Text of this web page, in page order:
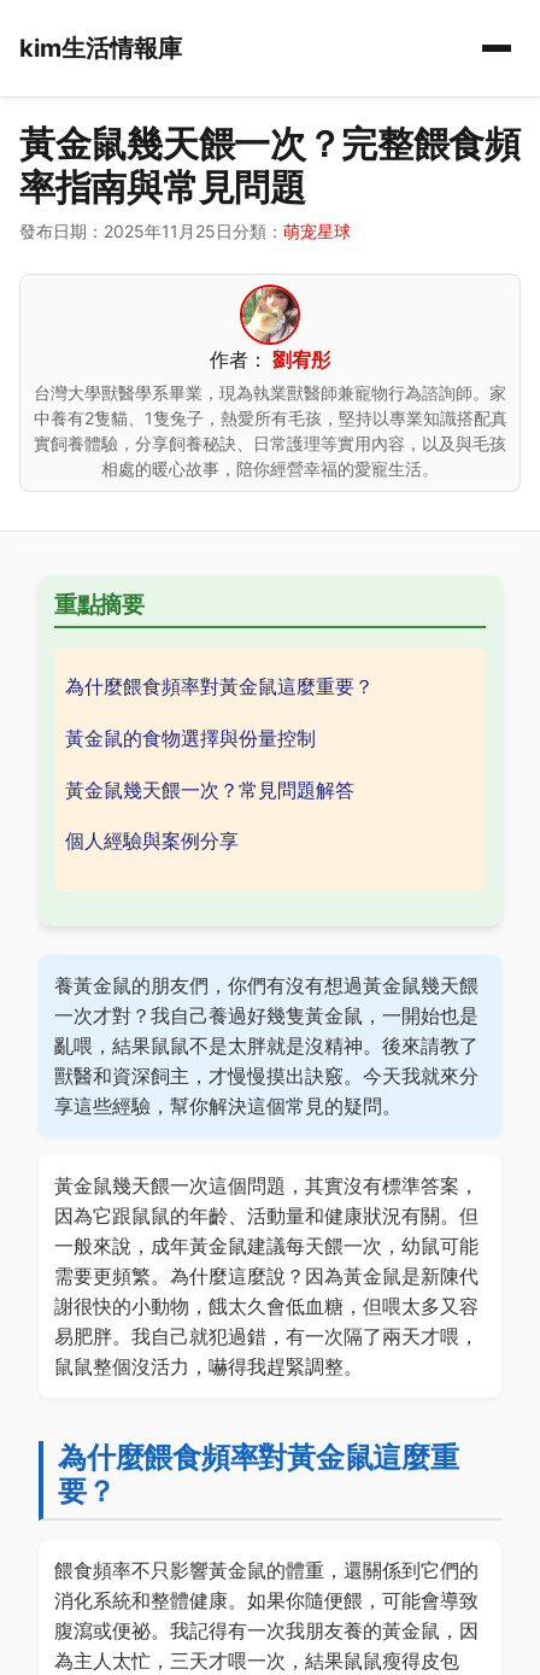
kim生活情報庫
黃金鼠幾天餵一次？完整餵食頻
率指南與常見問題
發布日期：2025年11月25日分類： 萌宠星球
作者： 劉宥彤
台灣大學獸醫學系畢業，現為執業獸醫師兼寵物行為諮詢師。家
中養有2隻貓、1隻兔子，熱愛所有毛孩，堅持以專業知識搭配真
實飼養體驗，分享飼養秘訣、日常護理等實用內容，以及與毛孩
相處的暖心故事，陪你經營幸福的愛寵生活。
重點摘要
為什麼餵食頻率對黃金鼠這麼重要？
黃金鼠的食物選擇與份量控制
黃金鼠幾天餵一次？常見問題解答
個人經驗與案例分享
養黃金鼠的朋友們，你們有沒有想過黃金鼠幾天餵
一次才對？我自己養過好幾隻黃金鼠，一開始也是
亂喂，結果鼠鼠不是太胖就是沒精神。後來請教了
獸醫和資深飼主，才慢慢摸出訣竅。今天我就來分
享這些經驗，幫你解決這個常見的疑問。
黃金鼠幾天餵一次這個問題，其實沒有標準答案，
因為它跟鼠鼠的年齡、活動量和健康狀況有關。但
一般來說，成年黃金鼠建議每天餵一次，幼鼠可能
需要更頻繁。為什麼這麼說？因為黃金鼠是新陳代
謝很快的小動物，餓太久會低血糖，但喂太多又容
易肥胖。我自己就犯過錯，有一次隔了兩天才喂，
鼠鼠整個沒活力，嚇得我趕緊調整。
為什麼餵食頻率對黃金鼠這麼重
要？
餵食頻率不只影響黃金鼠的體重，還關係到它們的
消化系統和整體健康。如果你隨便餵，可能會導致
腹瀉或便祕。我記得有一次我朋友養的黃金鼠，因
為主人太忙，三天才喂一次，結果鼠鼠瘦得皮包